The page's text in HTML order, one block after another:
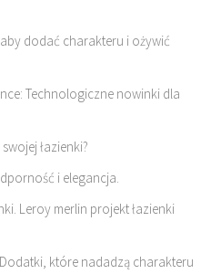
dodać charakteru i ożywić
Technologiczne nowinki dla
łazienki?
i elegancja.
Leroy merlin projekt łazienki
które nadadzą charakteru